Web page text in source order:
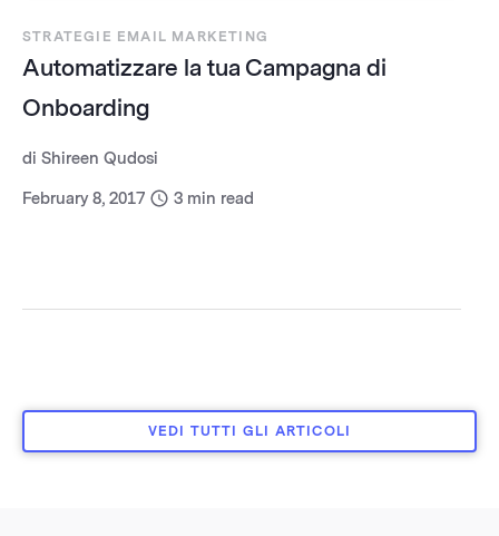
STRATEGIE EMAIL MARKETING
Automatizzare la tua Campagna di
Onboarding
di Shireen Qudosi
February 8, 2017 3 min read
VEDI TUTTI GLI ARTICOLI